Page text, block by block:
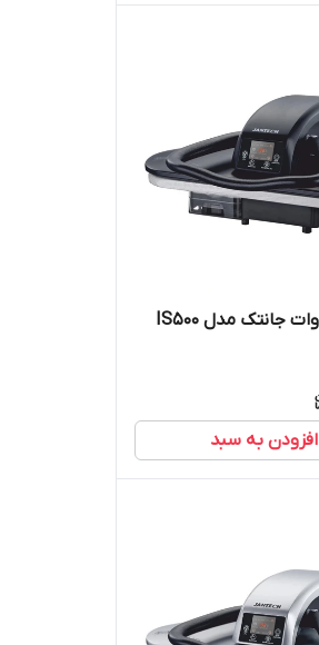
اتو پرس 1600 وات جانتک مدل IS500
افزودن به سبد